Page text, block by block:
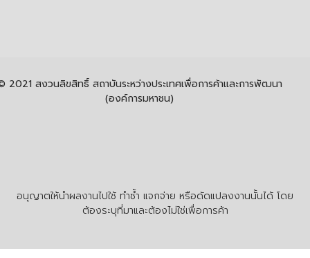
อนุญาตให้นำผลงานไปใช้ ทำซ้ำ แจกจ่าย หรือดัดแปลงงานนั้นได้ โดย
ต้องระบุที่มาและต้องไม่ใช่เพื่อการค้า
2021 สงวนลิขสิทธิ์ สถาบันระหว่างประเทศเพื่อการค้าและการพัฒนา
(องค์การมหาชน)